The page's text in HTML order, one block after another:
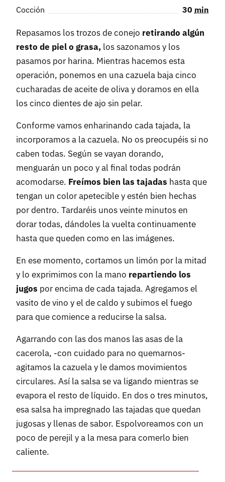
Cocción 30 min
Repasamos los trozos de conejo retirando algún
resto de piel o grasa, los sazonamos y los
pasamos por harina. Mientras hacemos esta
operación, ponemos en una cazuela baja cinco
cucharadas de aceite de oliva y doramos en ella
los cinco dientes de ajo sin pelar.
Conforme vamos enharinando cada tajada, la
incorporamos a la cazuela. No os preocupéis si no
caben todas. Según se vayan dorando,
menguarán un poco y al final todas podrán
acomodarse. Freímos bien las tajadas hasta que
tengan un color apetecible y estén bien hechas
por dentro. Tardaréis unos veinte minutos en
dorar todas, dándoles la vuelta continuamente
hasta que queden como en las imágenes.
En ese momento, cortamos un limón por la mitad
y lo exprimimos con la mano repartiendo los
jugos por encima de cada tajada. Agregamos el
vasito de vino y el de caldo y subimos el fuego
para que comience a reducirse la salsa.
Agarrando con las dos manos las asas de la
cacerola, -con cuidado para no quemarnos-
agitamos la cazuela y le damos movimientos
circulares. Así la salsa se va ligando mientras se
evapora el resto de líquido. En dos o tres minutos,
esa salsa ha impregnado las tajadas que quedan
jugosas y llenas de sabor. Espolvoreamos con un
poco de perejil y a la mesa para comerlo bien
caliente.